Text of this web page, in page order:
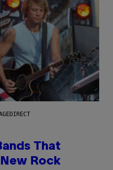
That
Rock